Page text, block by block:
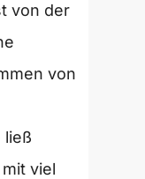
von der
von
ließ
viel